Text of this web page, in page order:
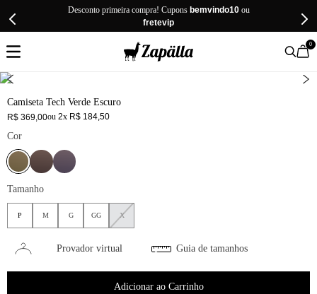
Desconto primeira compra! Cupons bemvindo10ou
fretevip
0
Camiseta Tech Verde Escuro
R$ 369,00ou 2x R$ 184,50
Cor
Tamanho
P M G GG X
Provador virtual Guia de tamanhos
Adicionar ao Carrinho